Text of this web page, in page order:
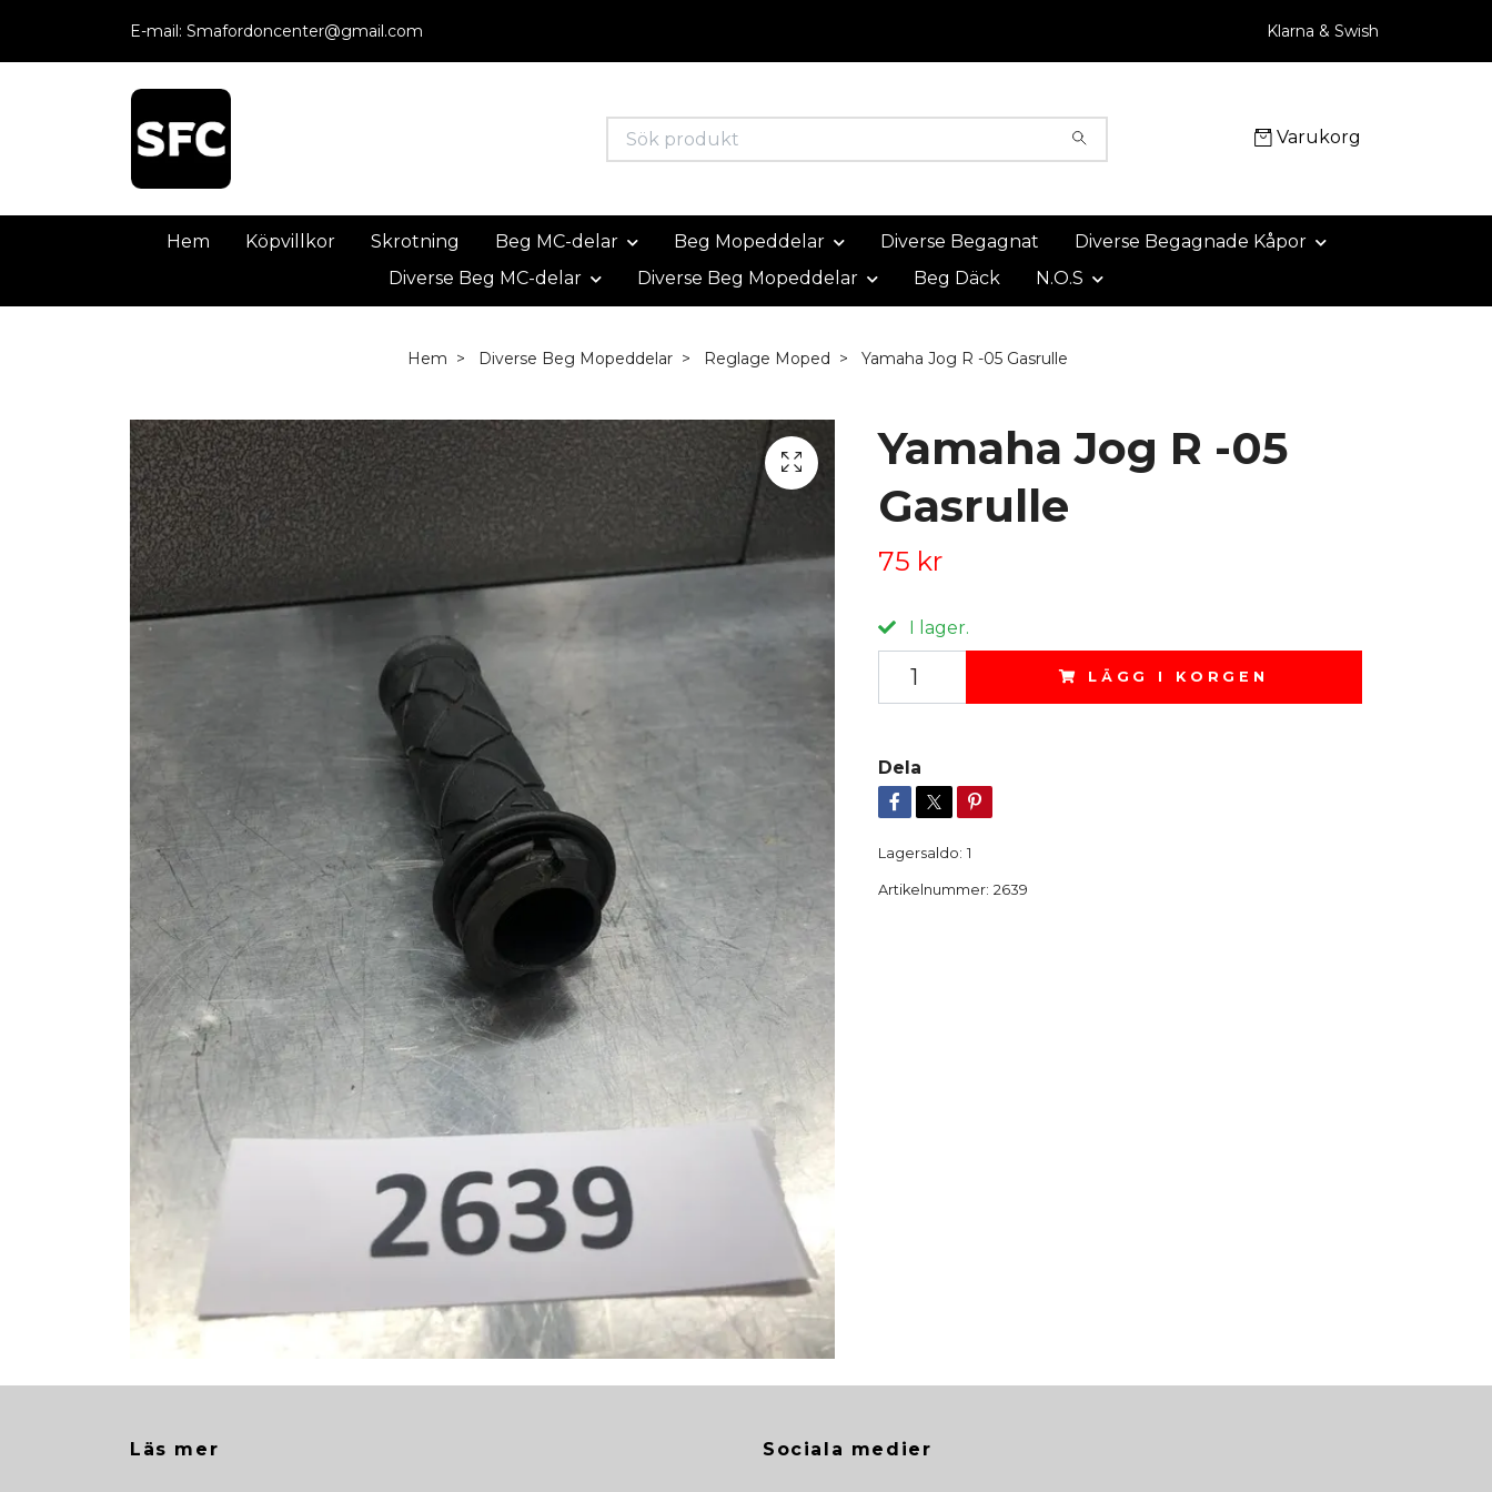
E-mail: Smafordoncenter@gmail.com Klarna & Swish
Varukorg
Hem Köpvillkor Skrotning Beg MC-delar Beg Mopeddelar Diverse Begagnat
Diverse Begagnade Kåpor
Diverse Beg MC-delar
Diverse Beg Mopeddelar Beg Däck N.O.S
Hem Diverse Beg Mopeddelar Reglage Moped Yamaha Jog R -05 Gasrulle
Yamaha Jog R -05
Gasrulle
75 kr
I lager.
LÄGG I KORGEN
Dela
Lagersaldo: 1
Artikelnummer: 2639
Läs mer Sociala medier